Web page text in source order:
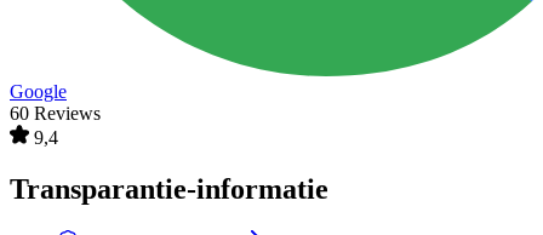
Google
60 Reviews
9,4
Transparantie-informatie